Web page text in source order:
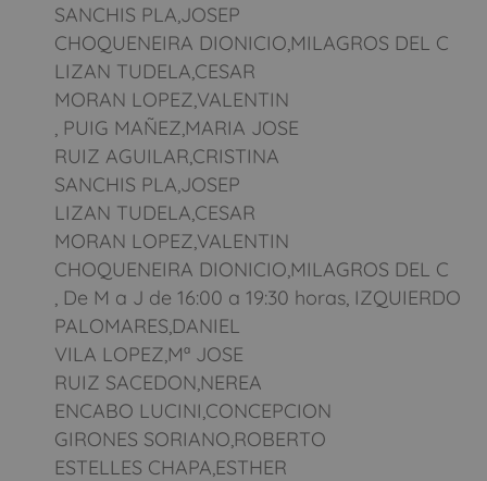
SANCHIS PLA,JOSEP
CHOQUENEIRA DIONICIO,MILAGROS DEL C
LIZAN TUDELA,CESAR
MORAN LOPEZ,VALENTIN
, PUIG MAÑEZ,MARIA JOSE
RUIZ AGUILAR,CRISTINA
SANCHIS PLA,JOSEP
LIZAN TUDELA,CESAR
MORAN LOPEZ,VALENTIN
CHOQUENEIRA DIONICIO,MILAGROS DEL C
, De M a J de 16:00 a 19:30 horas, IZQUIERDO
PALOMARES,DANIEL
VILA LOPEZ,Mª JOSE
RUIZ SACEDON,NEREA
ENCABO LUCINI,CONCEPCION
GIRONES SORIANO,ROBERTO
ESTELLES CHAPA,ESTHER